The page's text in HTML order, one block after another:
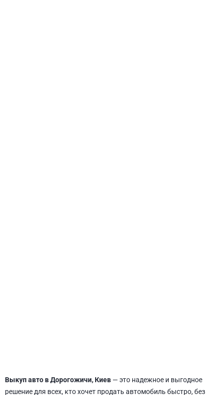
Выкуп авто в Дорогожичи, Киев — это надежное и выгодное
решение для всех, кто хочет продать автомобиль быстро, без